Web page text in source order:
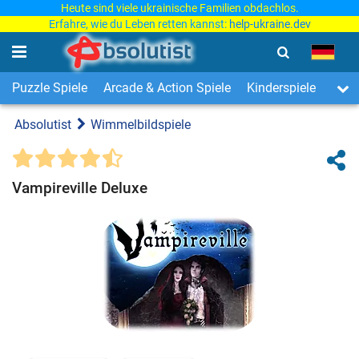
Heute sind viele ukrainische Familien obdachlos.
Erfahre, wie du Leben retten kannst: help-ukraine.dev
Puzzle Spiele Arcade & Action Spiele Kinderspiele 3-
Absolutist Wimmelbildspiele
Vampireville Deluxe